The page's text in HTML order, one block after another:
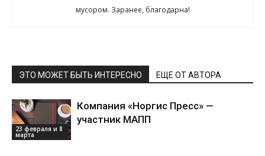
мусором. Заранее, благодарна!
ЭТО МОЖЕТ БЫТЬ ИНТЕРЕСНО ЕЩЕ ОТ АВТОРА
23 февраля и 8
марта
Компания «Норгис Пресс» —
участник МАПП